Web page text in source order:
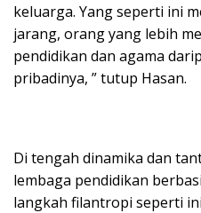
keluarga. Yang seperti ini
jarang, orang yang lebih
pendidikan dan agama
pribadinya, ” tutup Hasan.
Di tengah dinamika dan
lembaga pendidikan
langkah filantropi seperti